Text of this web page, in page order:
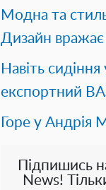
Модна та
Дизайн вражає
Навіть
експортний
Горе у Андрія
Підпишись
News!